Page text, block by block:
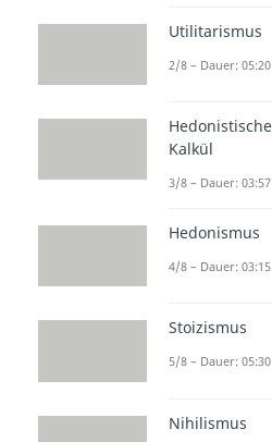
Sein
dass ich nichts
(ca. 427
Als Schüler von
Utilitarismus
2/8 – Dauer: 05:20
Kalkül
3/8 – Dauer: 03:57
Hedonismus
4/8 – Dauer: 03:15
Stoizismus
5/8 – Dauer: 05:30
Nihilismus